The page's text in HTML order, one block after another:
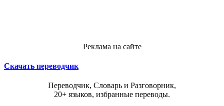
Реклама на сайте
Скачать переводчик
Переводчик, Словарь и Разговорник,
20+ языков, избранные переводы.